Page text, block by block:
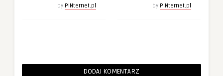
by PINternet.pl by PINternet.pl
DODAJ KOMENTARZ